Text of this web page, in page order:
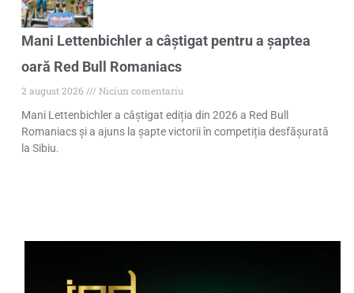
Mani Lettenbichler a câștigat pentru a șaptea
oară Red Bull Romaniacs
2 august 2026
Niciun comentariu
Mani Lettenbichler a câștigat ediția din 2026 a Red Bull
Romaniacs și a ajuns la șapte victorii în competiția desfășurată
la Sibiu.